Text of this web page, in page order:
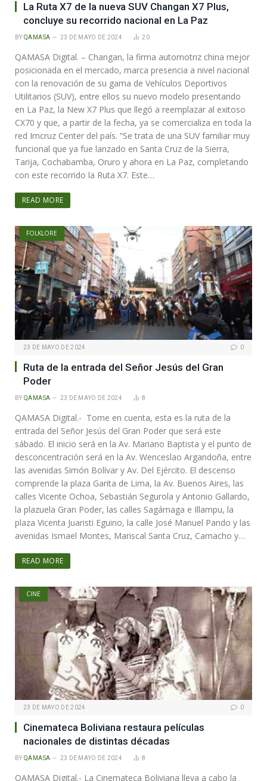
La Ruta X7 de la nueva SUV Changan X7 Plus,
concluye su recorrido nacional en La Paz
BY QAMASA 23 DE MAYO DE 2024 20
QAMASA Digital. – Changan, la firma automotriz china mejor
posicionada en el mercado, marca presencia a nivel nacional
con la renovación de su gama de Vehículos Deportivos
Utilitarios (SUV), entre ellos su nuevo modelo presentando
en La Paz, la New X7 Plus que llegó a reemplazar al exitoso
CX70 y que, a partir de la fecha, ya se comercializa en toda la
red Imcruz Center del país. “Se trata de una SUV familiar muy
funcional que ya fue lanzado en Santa Cruz de la Sierra,
Tarija, Cochabamba, Oruro y ahora en La Paz, completando
con este recorrido la Ruta X7. Este…
READ MORE
FOLKLORE
23 DE MAYO DE 2024 0
Ruta de la entrada del Señor Jesús del Gran
Poder
BY QAMASA 23 DE MAYO DE 2024 8
QAMASA Digital.- Tome en cuenta, esta es la ruta de la
entrada del Señor Jesús del Gran Poder que será este
sábado. El inicio será en la Av. Mariano Baptista y el punto de
desconcentración será en la Av. Wenceslao Argandoña, entre
las avenidas Simón Bolívar y Av. Del Ejército. El descenso
comprende la plaza Garita de Lima, la Av. Buenos Aires, las
calles Vicente Ochoa, Sebastián Segurola y Antonio Gallardo,
la plazuela Gran Poder, las calles Sagárnaga e Illampu, la
plaza Vicenta Juaristi Eguino, la calle José Manuel Pando y las
avenidas Ismael Montes, Mariscal Santa Cruz, Camacho y…
READ MORE
CINE
23 DE MAYO DE 2024 0
Cinemateca Boliviana restaura películas
nacionales de distintas décadas
BY QAMASA 23 DE MAYO DE 2024 8
QAMASA Digital.- La Cinemateca Boliviana lleva a cabo la